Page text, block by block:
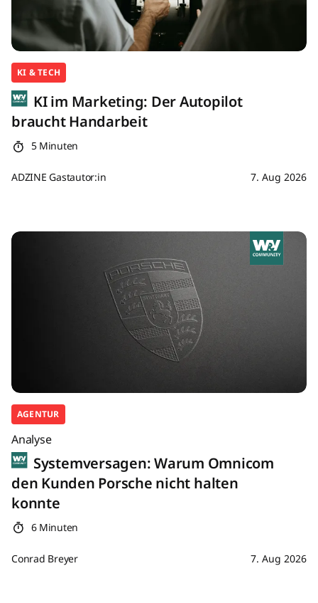
KI & TECH
KI im Marketing: Der Autopilot
braucht Handarbeit
5 Minuten
ADZINE Gastautor:in 7. Aug 2026
AGENTUR
Analyse
Systemversagen: Warum Omnicom
den Kunden Porsche nicht halten
konnte
6 Minuten
Conrad Breyer 7. Aug 2026